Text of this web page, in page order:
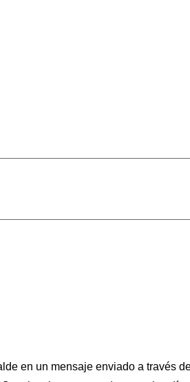
en un mensaje enviado a través